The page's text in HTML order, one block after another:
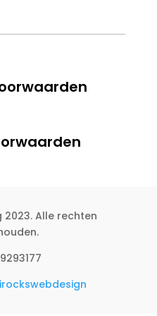
2023. Alle rechten